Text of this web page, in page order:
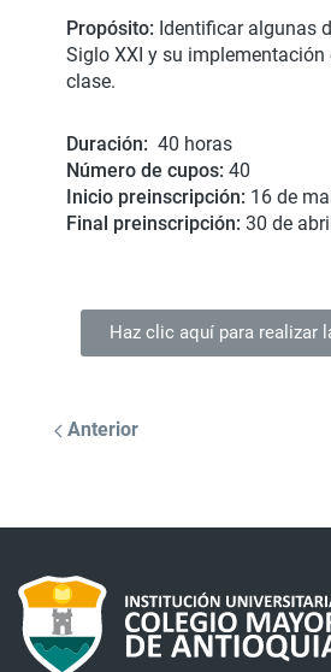
Propósito: Identificar algunas
Siglo XXI y su implementación
clase.
Duración: 40 horas
Número de cupos: 40
Inicio preinscripción: 16 de
Final preinscripción: 30 de
Haz clic aquí para realizar
Anterior